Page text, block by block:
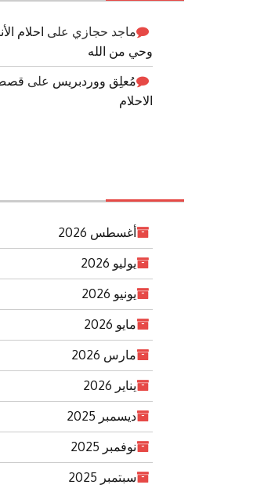
ماجد حجازي على احلام
وحي من الله
مُعلِق ووردبريس على
الاحلام
أغسطس 2026
يوليو 2026
يونيو 2026
مايو 2026
مارس 2026
يناير 2026
ديسمبر 2025
نوفمبر 2025
سبتمبر 2025